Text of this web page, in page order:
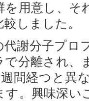
を用意し、
しました。
代謝分子プロ
で分離され、
間経つと異
す。興味深